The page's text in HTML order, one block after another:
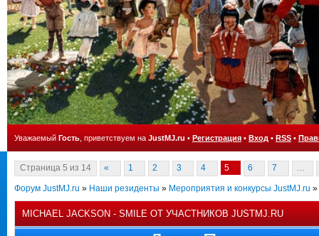
Уважаемый Гость , приветствуем на JustMJ.ru • Регистрация • Вход • RSS •
Страница 5 из 14 « 1 2 3 4 5 6 7 …
Форум JustMJ.ru » Наши резиденты » Мероприятия и конкурсы JustMJ.ru »
MICHAEL JACKSON - SMILE ОТ УЧАСТНИКОВ JUSTMJ.RU